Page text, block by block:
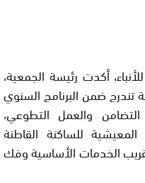
أكدت رئيسة الجمعية،
تندرج ضمن البرنامج السنوي
والعمل التطوعي،
للساكنة القاطنة
الخدمات الأساسية وفك